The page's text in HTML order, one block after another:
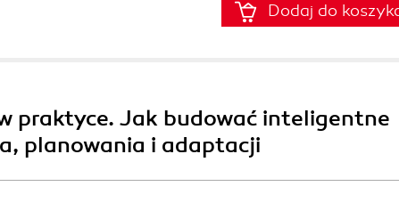
Dodaj do
praktyce. Jak budować inteligentne
planowania i adaptacji